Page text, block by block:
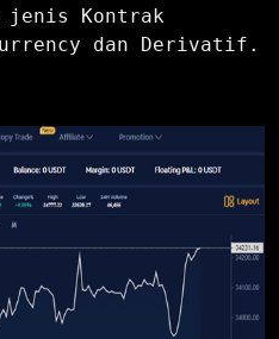
jenis Kontrak
dan Derivatif.